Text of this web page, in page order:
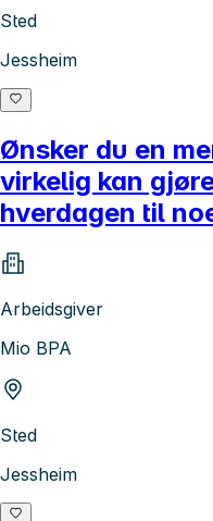
Sted
Jessheim
Ønsker du en
virkelig kan
hverdagen til
Arbeidsgiver
Mio BPA
Sted
Jessheim